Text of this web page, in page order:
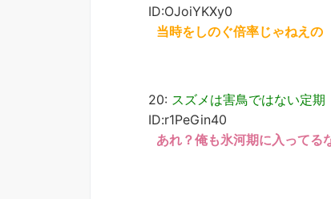
ID:OJoiYKXy0
当時をしのぐ倍率じゃねえの
20: スズメは害鳥ではない定期
ID:r1PeGin40
あれ？俺も氷河期に入ってる